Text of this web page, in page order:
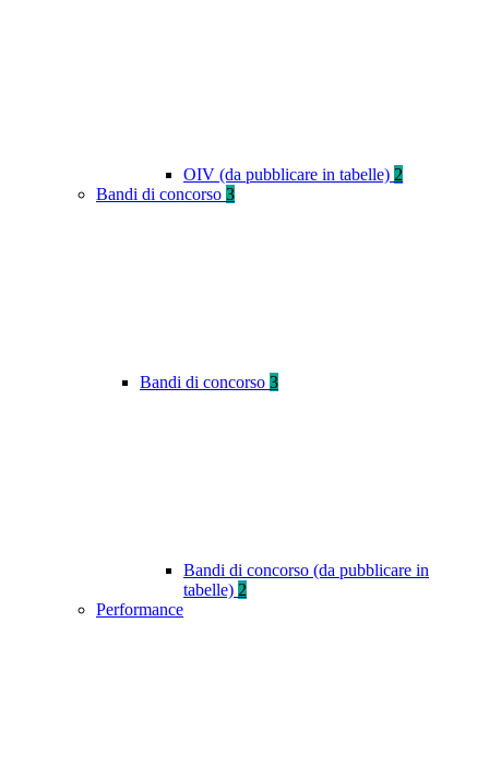
OIV (da pubblicare in tabelle) 2
Bandi di concorso 3
Bandi di concorso 3
Bandi di concorso (da pubblicare in
tabelle) 2
Performance